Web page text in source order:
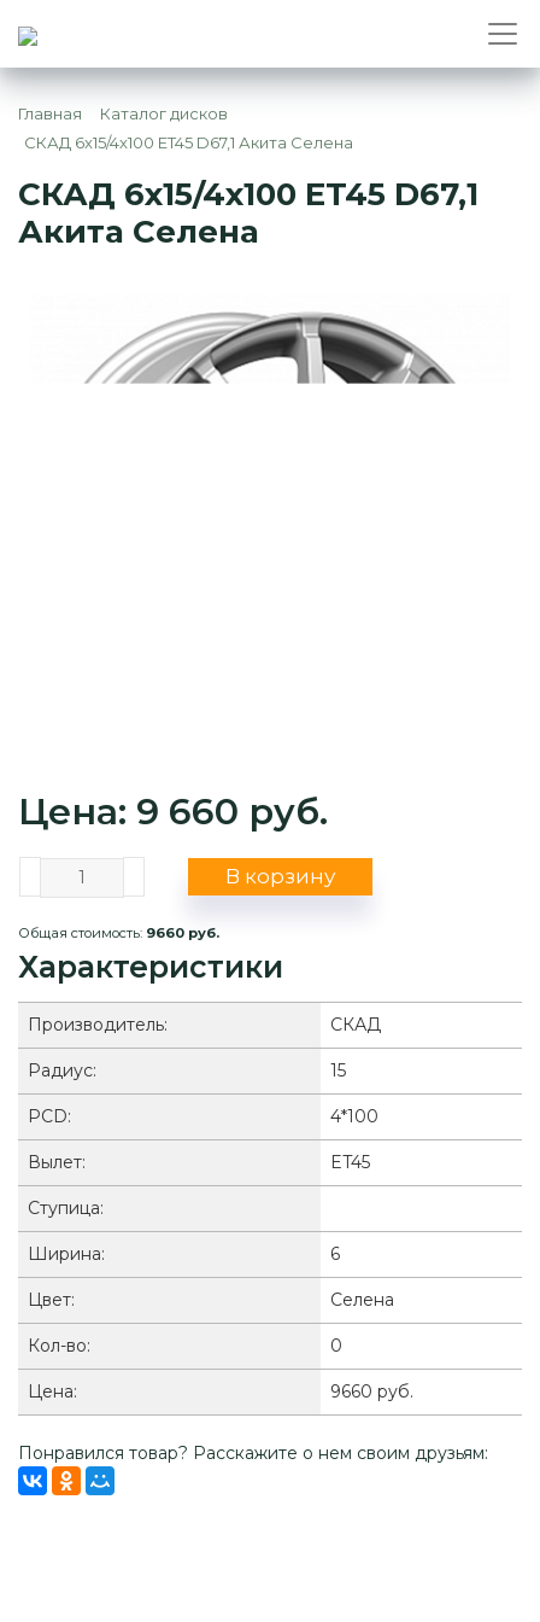
Главная
Каталог дисков
СКАД 6x15/4x100 ET45 D67,1 Акита Селена
СКАД 6x15/4x100 ET45 D67,1
Акита Селена
Цена: 9 660 руб.
В корзину
Общая стоимость: 9660 руб.
Характеристики
Производитель: СКАД
Радиус: 15
PCD: 4*100
Вылет: ET45
Ступица:
Ширина: 6
Цвет: Селена
Кол-во: 0
Цена: 9660 руб.
Понравился товар? Расскажите о нем своим друзьям: